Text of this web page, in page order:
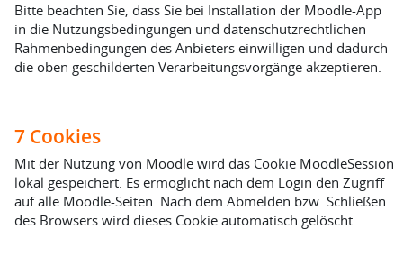
Bitte beachten Sie, dass Sie bei Installation der Moodle-App
in die Nutzungsbedingungen und datenschutzrechtlichen
Rahmenbedingungen des Anbieters einwilligen und dadurch
die oben geschilderten Verarbeitungsvorgänge akzeptieren.
7 Cookies
Mit der Nutzung von Moodle wird das Cookie MoodleSession
lokal gespeichert. Es ermöglicht nach dem Login den Zugriff
auf alle Moodle-Seiten. Nach dem Abmelden bzw. Schließen
des Browsers wird dieses Cookie automatisch gelöscht.